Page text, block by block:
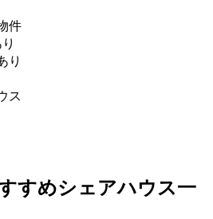
件
り
ス
すめシェアハウス一